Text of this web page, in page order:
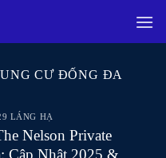
CƯ ĐỐNG ĐA
LÁNG HẠ
Nelson Private
Cập Nhật 2025 &